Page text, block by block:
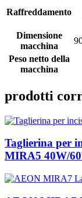
Raffreddamento
Dimensione
macchina
Peso netto della
macchina
prodotti
Taglierina per
MIRA5 40W/